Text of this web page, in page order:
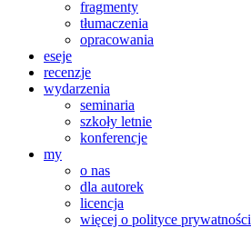
fragmenty
tłumaczenia
opracowania
eseje
recenzje
wydarzenia
seminaria
szkoły letnie
konferencje
my
o nas
dla autorek
licencja
więcej o polityce prywatności